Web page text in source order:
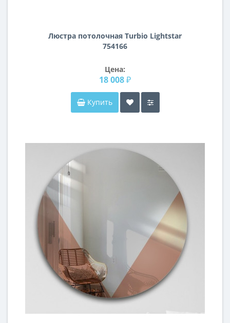
Люстра потолочная Turbio Lightstar
754166
Цена:
18 008 ₽
Купить